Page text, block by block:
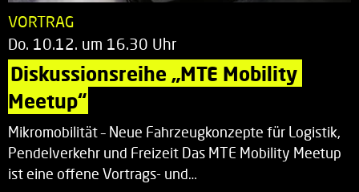
VORTRAG
Do. 10.12. um 16.30 Uhr
Diskussionsreihe „MTE Mobility
Meetup“
Mikromobilität – Neue Fahrzeugkonzepte für Logistik,
Pendelverkehr und Freizeit Das MTE Mobility Meetup
ist eine offene Vortrags- und…